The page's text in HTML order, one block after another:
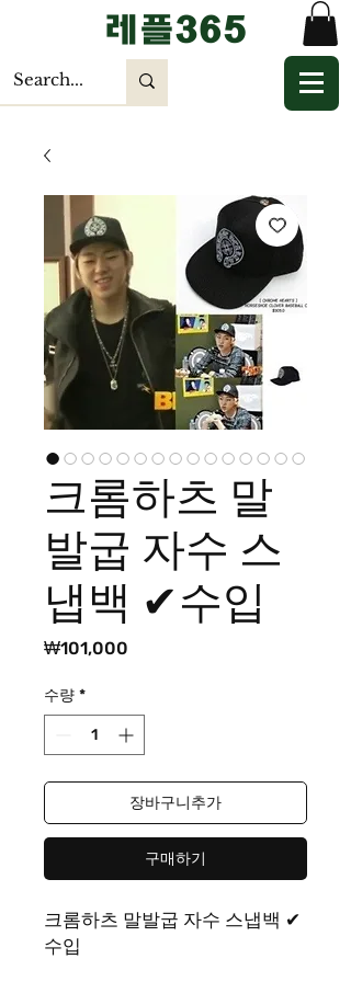
​레플365
크롬하츠 말
발굽 자수 스
냅백 ✔수입
₩101,000
수량 *
장바구니추가
구매하기
크롬하츠 말발굽 자수 스냅백 ✔
수입